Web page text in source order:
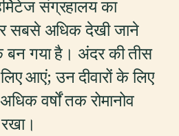
संग्रहालय का
सबसे अधिक देखी जाने
बन गया है। अंदर की तीस
आएं; उन दीवारों के लिए
वर्षों तक रोमानोव